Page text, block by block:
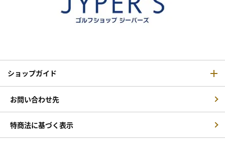
ショップガイド
お問い合わせ先
特商法に基づく表示